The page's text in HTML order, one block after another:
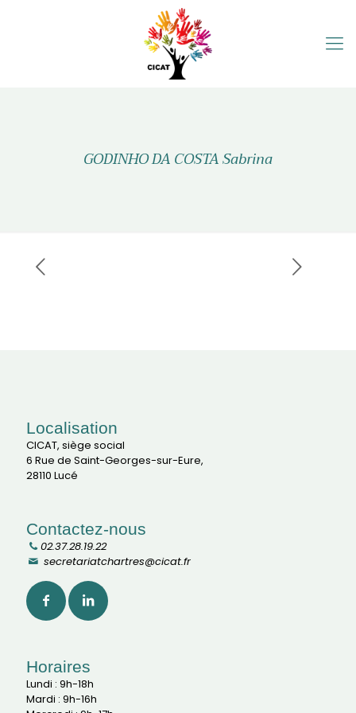
GODINHO DA COSTA Sabrina
Localisation
CICAT, siège social
6 Rue de Saint-Georges-sur-Eure,
28110 Lucé
Contactez-nous
02.37.28.19.22
secretariatchartres@cicat.fr
Horaires
Lundi : 9h-18h
Mardi : 9h-16h